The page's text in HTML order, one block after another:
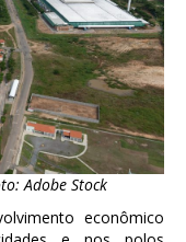
Adobe Stock
econômico